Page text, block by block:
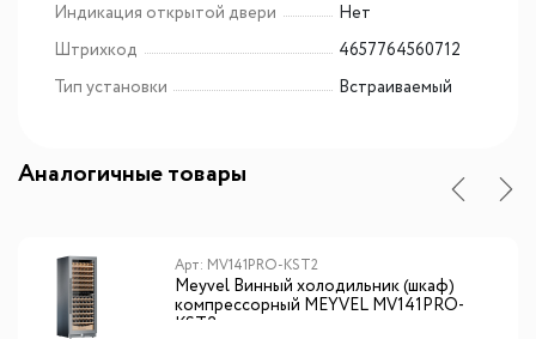
Индикация открытой двери
Нет
Штрихкод
4657764560712
Тип установки
Встраиваемый
Аналогичные товары
Арт: MV141PRO-KST2
Meyvel Винный холодильник (шкаф)
компрессорный MEYVEL MV141PRO-
KST2